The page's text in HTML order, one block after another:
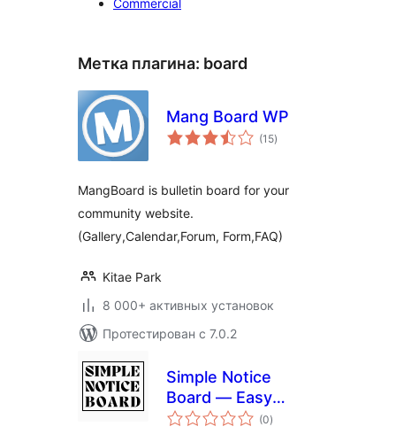
Commercial
Метка плагина: board
Mang Board WP
(15общий
рейтинг
)
MangBoard is bulletin board for your
community website.
(Gallery,Calendar,Forum, Form,FAQ)
Kitae Park
8 000+ активных установок
Протестирован с 7.0.2
Simple Notice
Board — Easy
Announcements
(0общий
рейтинг
)